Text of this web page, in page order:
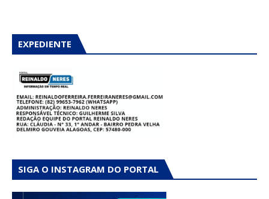
EXPEDIENTE
SIGA O INSTAGRAM DO PORTAL